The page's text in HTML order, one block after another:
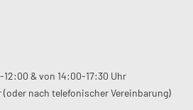
& von 14:00-17:30 Uhr
(oder nach telefonischer Vereinbarung)